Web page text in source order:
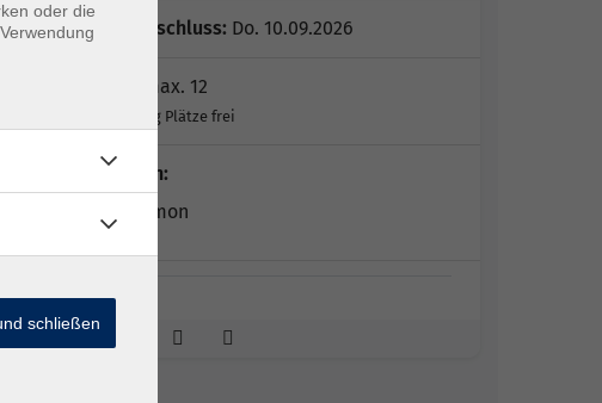
Anmeldeschluss: Do. 10.09.2026
max. 12
Noch genug Plätze frei
Dozent*in:
Britta Simon
oder die
schließen